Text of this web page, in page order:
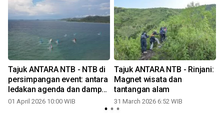
Tajuk ANTARA NTB - NTB di
persimpangan event: antara
ledakan agenda dan dampak
nyata
01 April 2026 10:00 WIB
Tajuk ANTARA NTB - Rinjani:
Magnet wisata dan
tantangan alam
31 March 2026 6:52 WIB